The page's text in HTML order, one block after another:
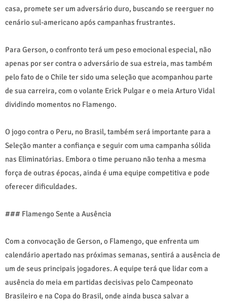
casa, promete ser um adversário duro, buscando se reerguer no
cenário sul-americano após campanhas frustrantes.
Para Gerson, o confronto terá um peso emocional especial, não
apenas por ser contra o adversário de sua estreia, mas também
pelo fato de o Chile ter sido uma seleção que acompanhou parte
de sua carreira, com o volante Erick Pulgar e o meia Arturo Vidal
dividindo momentos no Flamengo.
O jogo contra o Peru, no Brasil, também será importante para a
Seleção manter a confiança e seguir com uma campanha sólida
nas Eliminatórias. Embora o time peruano não tenha a mesma
força de outras épocas, ainda é uma equipe competitiva e pode
oferecer dificuldades.
### Flamengo Sente a Ausência
Com a convocação de Gerson, o Flamengo, que enfrenta um
calendário apertado nas próximas semanas, sentirá a ausência de
um de seus principais jogadores. A equipe terá que lidar com a
ausência do meia em partidas decisivas pelo Campeonato
Brasileiro e na Copa do Brasil, onde ainda busca salvar a